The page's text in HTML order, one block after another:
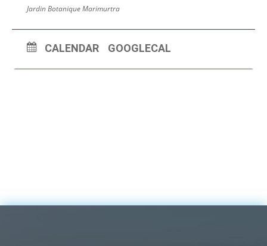
Jardin Botanique Marimurtra
CALENDAR GOOGLECAL